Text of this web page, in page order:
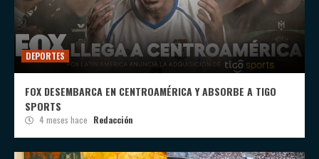
DEPORTES
FOX DESEMBARCA EN CENTROAMÉRICA Y ABSORBE A TIGO
SPORTS
4 meses hace Redacción